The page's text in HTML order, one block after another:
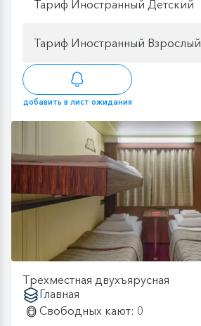
Тариф Иностранный Детский
Тариф Иностранный Взрослый
добавить в лист ожидания
Трехместная двухъярусная
Главная
Свободных кают: 0